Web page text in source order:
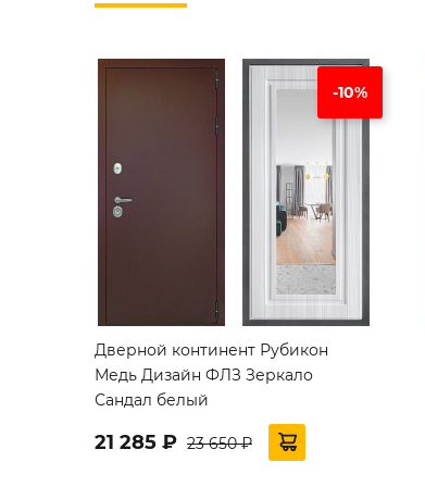
-10%
Дверной континент Рубикон
Медь Дизайн ФЛЗ Зеркало
Сандал белый
21 285 ₽ 23 650 ₽